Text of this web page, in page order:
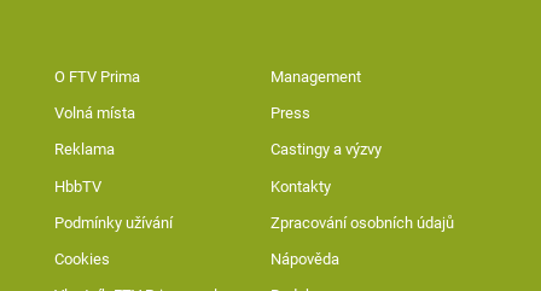
O FTV Prima Management
Volná místa Press
Reklama Castingy a výzvy
HbbTV Kontakty
Podmínky užívání Zpracování osobních údajů
Cookies Nápověda